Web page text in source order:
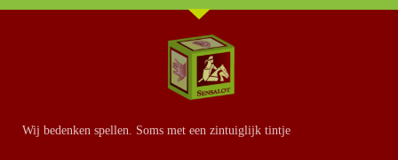
Wij bedenken spellen. Soms met een zintuiglijk tintje